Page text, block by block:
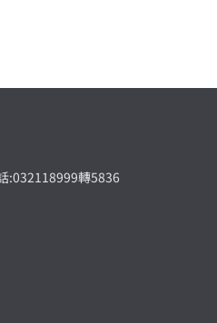
:032118999轉5836